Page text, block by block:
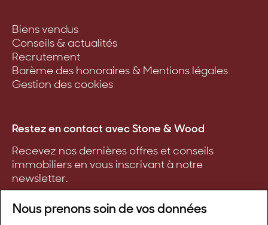
Biens vendus
Conseils & actualités
Recrutement
Barème des honoraires & Mentions légales
Gestion des cookies
Restez en contact avec Stone & Wood
Recevez nos dernières offres et conseils
immobiliers en vous inscrivant à notre
newsletter.
Nous prenons soin de vos données